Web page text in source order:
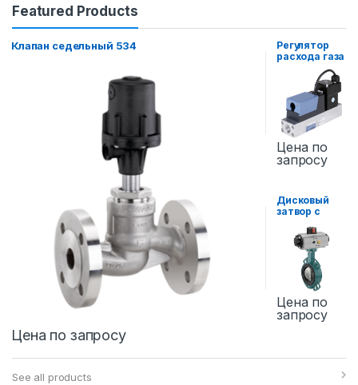
Featured Products
Клапан седельный 534
Цена по запросу
Регулятор
расхода газа
Цена по
запросу
Дисковый
затвор с
дом 481
Цена по
запросу
See all products